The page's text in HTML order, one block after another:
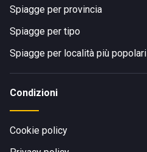
Spiagge per provincia
Spiagge per tipo
Spiagge per località più popolari
Condizioni
Cookie policy